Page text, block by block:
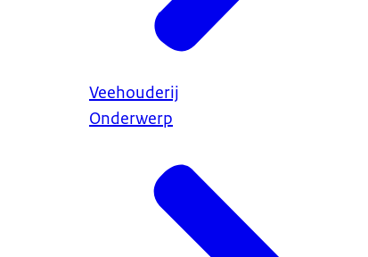
Veehouderij
Onderwerp